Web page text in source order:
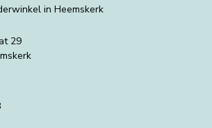
in Heemskerk
29